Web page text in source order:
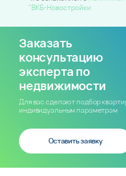
"ВКБ-Новостройки
Заказать
консультацию
эксперта по
недвижимости
Для вас сделают подбор
индивидуальным параметрам
Оставить заявку